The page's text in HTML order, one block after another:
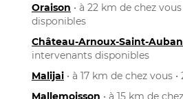
Oraison • à 22 km de chez
disponibles
Château-Arnoux-Saint-Auban
intervenants disponibles
Malijai • à 17 km de chez vous
Mallemoisson • à 15 km de